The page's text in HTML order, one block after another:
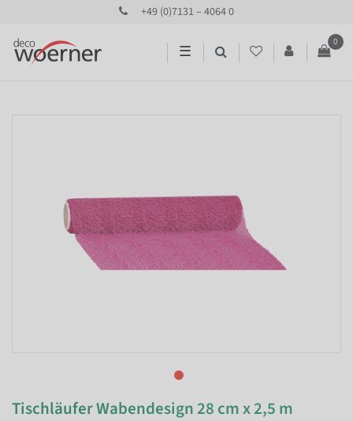
+49 (0)7131 – 4064 0
☰
0
Tischläufer Wabendesign 28 cm x 2,5 m